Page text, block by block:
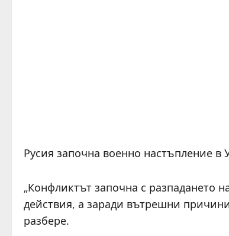
Русия започна военно настъпление в
„Конфликтът започна с разпадането
действия, а заради вътрешни
разбере.